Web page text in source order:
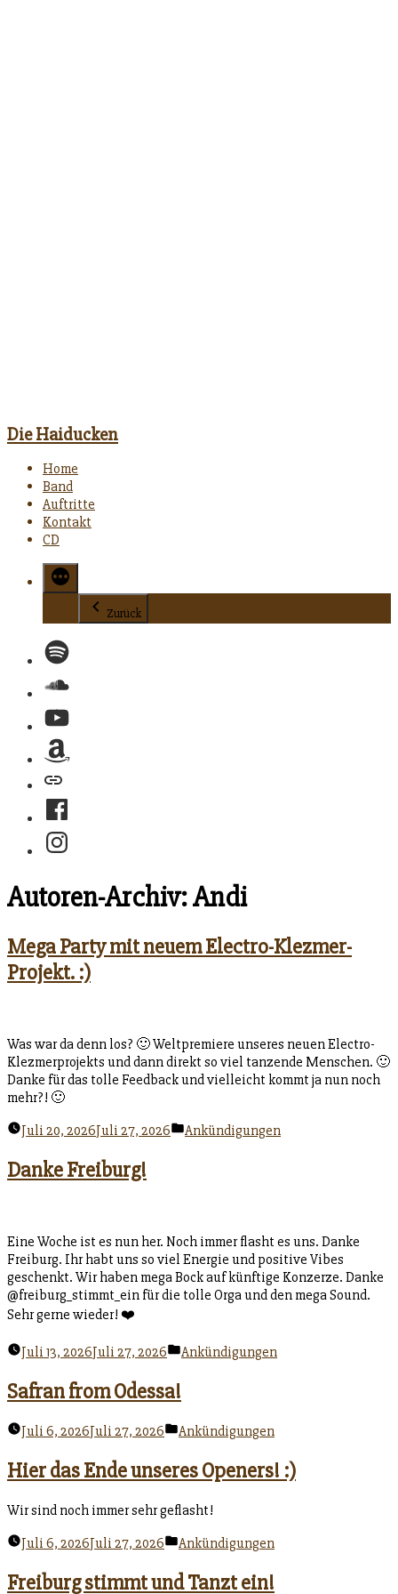
Die Haiducken
Home
Band
Auftritte
Kontakt
CD
Zurück
Spotify
Soundcloud
YouTube
Amazon
Facebook
Instagram
Autoren-Archiv:Andi
Mega Party mit neuem Electro-Klezmer-
Projekt. :)
Was war da denn los? 🙂 Weltpremiere unseres neuen Electro-
Klezmerprojekts und dann direkt so viel tanzende Menschen. 🙂
Danke für das tolle Feedback und vielleicht kommt ja nun noch
mehr?! 🙂
Juli 20, 2026Juli 27, 2026
Veröffentlicht
Ankündigungen
Danke Freiburg!
Eine Woche ist es nun her. Noch immer flasht es uns. Danke
Freiburg. Ihr habt uns so viel Energie und positive Vibes
geschenkt. Wir haben mega Bock auf künftige Konzerze. Danke
@freiburg_stimmt_ein für die tolle Orga und den mega Sound.
Sehr gerne wieder! ❤️
Juli 13, 2026Juli 27, 2026
Veröffentlicht
Ankündigungen
Safran from Odessa!
Juli 6, 2026Juli 27, 2026
Veröffentlicht
Ankündigungen
Hier das Ende unseres Openers! :)
Wir sind noch immer sehr geflasht!
Juli 6, 2026Juli 27, 2026
Veröffentlicht
Ankündigungen
Freiburg stimmt und Tanzt ein!